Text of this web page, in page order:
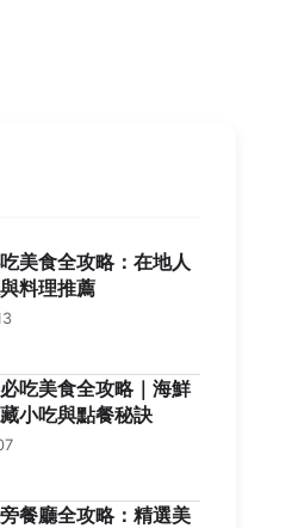
美食全攻略：在地人
料理推薦
吃美食全攻略｜海鮮
小吃與點餐秘訣
餐廳全攻略：精選美